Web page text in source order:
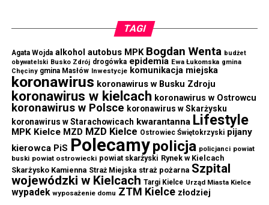
TAGI
Agata Wojda alkohol autobus MPK Bogdan Wenta budżet
obywatelski Busko Zdrój drogówka epidemia Ewa Łukomska gmina
Chęciny gmina Masłów Inwestycje komunikacja miejska
koronawirus koronawirus w Busku Zdroju
koronawirus w kielcach koronawirus w Ostrowcu
koronawirus w Polsce koronawirus w Skarżysku
koronawirus w Starachowicach kwarantanna Lifestyle
MPK Kielce MZD MZD Kielce Ostrowiec Świętokrzyski pijany
kierowca PiS Polecamypolicja policjanci powiat
buski powiat ostrowiecki powiat skarżyski Rynek w Kielcach
Skarżysko Kamienna Straż Miejska straż pożarna Szpital
wojewódzki w Kielcach Targi Kielce Urząd Miasta Kielce
wypadek wyposażenie domu ZTM Kielce złodziej